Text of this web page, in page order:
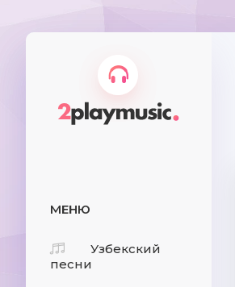
МЕНЮ
Узбекский
песни